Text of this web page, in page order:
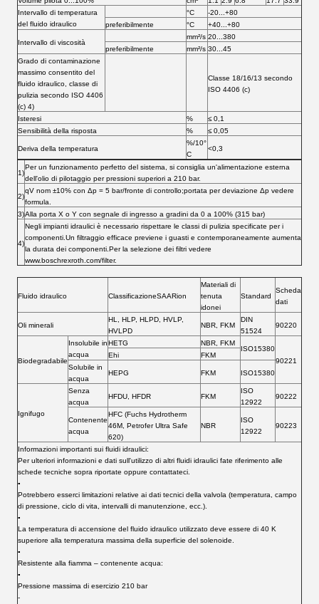
Intervallo di temperatura
del fluido idraulico
°C
-20...+80
preferibilmente
°C +40...+80
Intervallo di viscosità
mm²/s 20...380
preferibilmente
mm²/s 30...45
Grado di contaminazione
massimo consentito del
fluido idraulico, classe di
pulizia secondo ISO 4406
(c) 4)
Classe 18/16/13 secondo
ISO 4406 (c)
Isteresi %
≤ 0,1
Sensibilità della risposta
% ≤ 0,05
Deriva della temperatura
%/10°
C
<0,3
1)
Per un funzionamento perfetto del sistema, si consiglia un'alimentazione esterna
dell'olio di pilotaggio per pressioni superiori a 210 bar.
2)
qV nom ±10% con Δp = 5 bar/fronte di controllo;portata per deviazione Δp vedere
formula.
3)Alla porta X o Y con segnale di ingresso a gradini da 0 a 100% (315 bar)
4)
Negli impianti idraulici è necessario rispettare le classi di pulizia specificate per i
componenti.Un filtraggio efficace previene i guasti e contemporaneamente aumenta
la durata dei componenti.Per la selezione dei filtri vedere
www.boschrexroth.com/filter.
Fluido idraulico ClassificazioneSAARion
Materiali di
tenuta
idonei
Standard
Scheda
dati
Oli minerali
HL, HLP, HLPD, HVLP,
HVLPD
NBR, FKM
DIN
51524
90220
Biodegradabile
Insolubile in
acqua
HETG NBR, FKM
ISO15380
90221
Ehi
FKM
Solubile in
acqua
HEPG FKM ISO15380
Ignifugo
Senza
acqua
HFDU, HFDR FKM
ISO
12922
90222
Contenente
acqua
HFC (Fuchs Hydrotherm
46M, Petrofer Ultra Safe
620)
NBR
ISO
12922
90223
Informazioni importanti sui fluidi idraulici:
Per ulteriori informazioni e dati sull'utilizzo di altri fluidi idraulici fate riferimento alle
schede tecniche sopra riportate oppure contattateci.
▪
Potrebbero esserci limitazioni relative ai dati tecnici della valvola (temperatura, campo
di pressione, ciclo di vita, intervalli di manutenzione, ecc.).
▪
La temperatura di accensione del fluido idraulico utilizzato deve essere di 40 K
superiore alla temperatura massima della superficie del solenoide.
▪
Resistente alla fiamma – contenente acqua:
▪
Pressione massima di esercizio 210 bar
‐